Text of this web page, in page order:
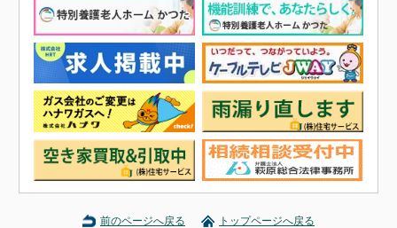
前のページへ戻る トップページへ戻る